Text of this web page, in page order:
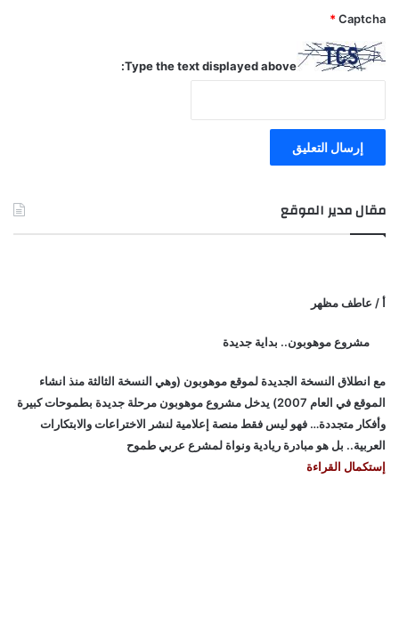
Captcha
*
Type the text displayed above:
مقال مدير الموقع
أ / عاطف مظهر
مشروع موهوبون.. بداية جديدة
مع انطلاق النسخة الجديدة لموقع موهوبون (وهي النسخة الثالثة منذ انشاء
الموقع في العام 2007) يدخل مشروع موهوبون مرحلة جديدة بطموحات كبيرة
وأفكار متجددة… فهو ليس فقط منصة إعلامية لنشر الاختراعات والابتكارات
العربية.. بل هو مبادرة ريادية ونواة لمشرع عربي طموح
إستكمال القراءة